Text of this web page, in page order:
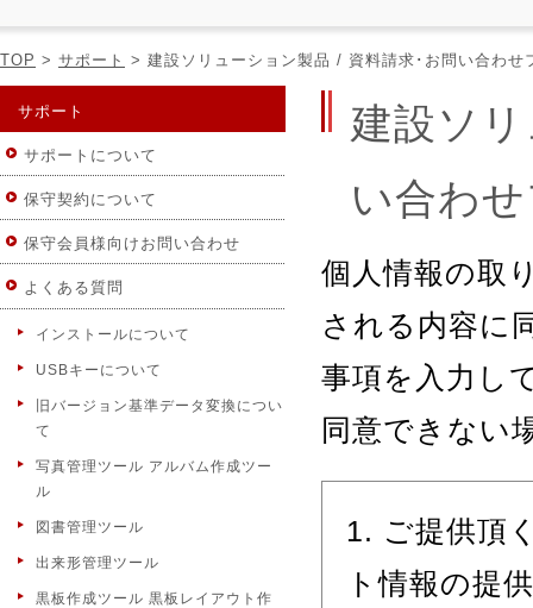
TOP > サポート > 建設ソリューション製品 / 資料請求･お問い合わせ
サポート
サポートについて
保守契約について
保守会員様向けお問い合わせ
よくある質問
インストールについて
USBキーについて
旧バージョン基準データ変換につい
て
写真管理ツール アルバム作成ツー
ル
図書管理ツール
出来形管理ツール
黒板作成ツール 黒板レイアウト作
建設ソ
い合わ
個人情報の取
される内容に
事項を入力し
同意できない
1. ご提供頂
ト情報の提